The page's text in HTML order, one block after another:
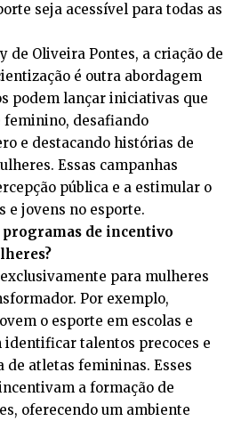
seja acessível para todas as
de Oliveira Pontes, a criação de
é outra abordagem
podem lançar iniciativas que
feminino, desafiando
e destacando histórias de
Essas campanhas
pública e a estimular o
e jovens no esporte.
programas de incentivo
para mulheres
Por exemplo,
o esporte em escolas e
identificar talentos precoces e
de atletas femininas. Esses
a formação de
oferecendo um ambiente